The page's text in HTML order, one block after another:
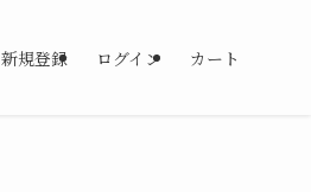
新規登録 ログイン カート